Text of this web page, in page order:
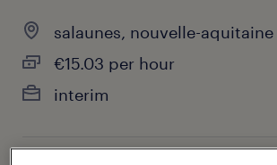
salaunes, nouvelle-aquitaine
€15.03 per hour
interim